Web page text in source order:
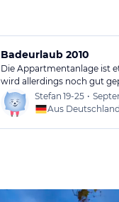
Badeurlaub 2010
Die Appartmentanlage ist
wird allerdings noch gut
Stefan 19-25 •
Aus Deutschland